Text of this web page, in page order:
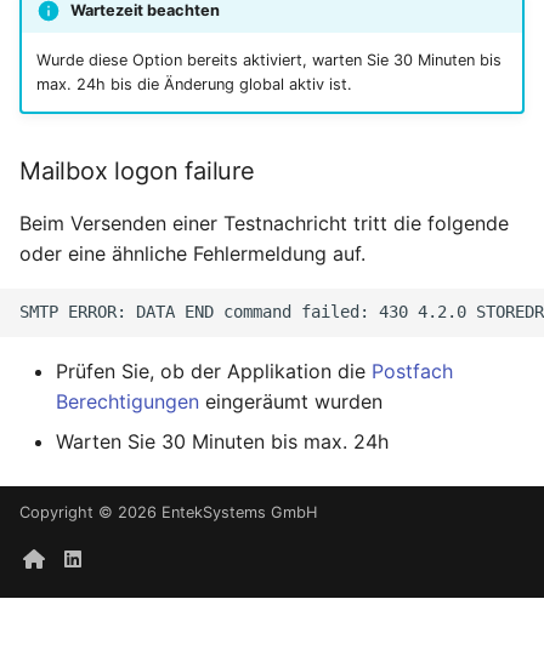
Wartezeit beachten
Wurde diese Option bereits aktiviert, warten Sie 30 Minuten bis
max. 24h bis die Änderung global aktiv ist.
Mailbox logon failure
Beim Versenden einer Testnachricht tritt die folgende
oder eine ähnliche Fehlermeldung auf.
Prüfen Sie, ob der Applikation die Postfach
Berechtigungen eingeräumt wurden
Warten Sie 30 Minuten bis max. 24h
Copyright © 2026 EntekSystems GmbH